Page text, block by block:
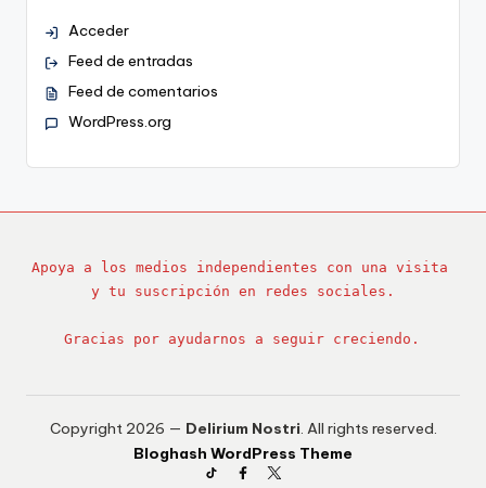
Acceder
Feed de entradas
Feed de comentarios
WordPress.org
Apoya a los medios independientes con una visita
y tu suscripción en redes sociales.
Gracias por ayudarnos a seguir creciendo.
Copyright 2026 — Delirium Nostri . All rights reserved.
Bloghash WordPress Theme
TikTokFacebook
Twitter